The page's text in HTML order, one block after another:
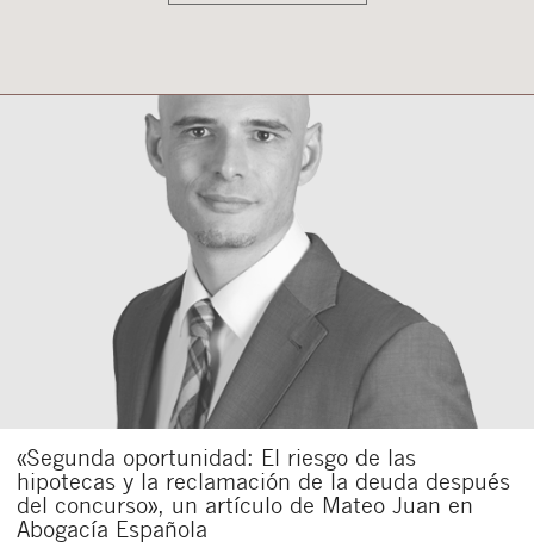
«Segunda oportunidad: El riesgo de las
hipotecas y la reclamación de la deuda después
del concurso», un artículo de Mateo Juan en
Abogacía Española